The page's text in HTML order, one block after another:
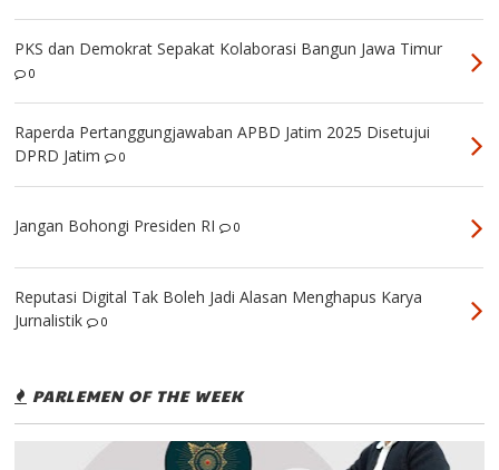
PKS dan Demokrat Sepakat Kolaborasi Bangun Jawa Timur
0
Raperda Pertanggungjawaban APBD Jatim 2025 Disetujui
DPRD Jatim
0
Jangan Bohongi Presiden RI 0
Reputasi Digital Tak Boleh Jadi Alasan Menghapus Karya
Jurnalistik
0
PARLEMEN OF THE WEEK